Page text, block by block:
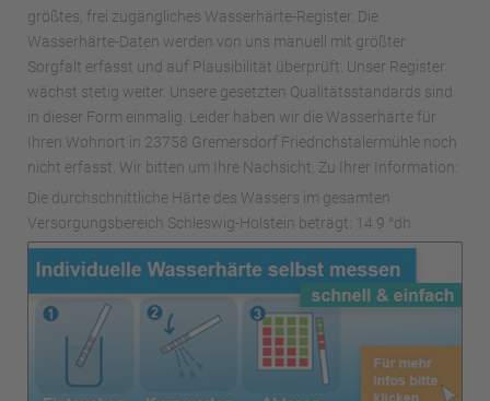
größtes, frei zugängliches Wasserhärte-Register. Die
Wasserhärte-Daten werden von uns manuell mit größter
Sorgfalt erfasst und auf Plausibilität überprüft. Unser Register
wächst stetig weiter. Unsere gesetzten Qualitätsstandards sind
in dieser Form einmalig. Leider haben wir die Wasserhärte für
Ihren Wohnort in 23758 Gremersdorf Friedrichstalermühle noch
nicht erfasst. Wir bitten um Ihre Nachsicht. Zu Ihrer Information:
Die durchschnittliche Härte des Wassers im gesamten
Versorgungsbereich Schleswig-Holstein beträgt: 14.9 °dh